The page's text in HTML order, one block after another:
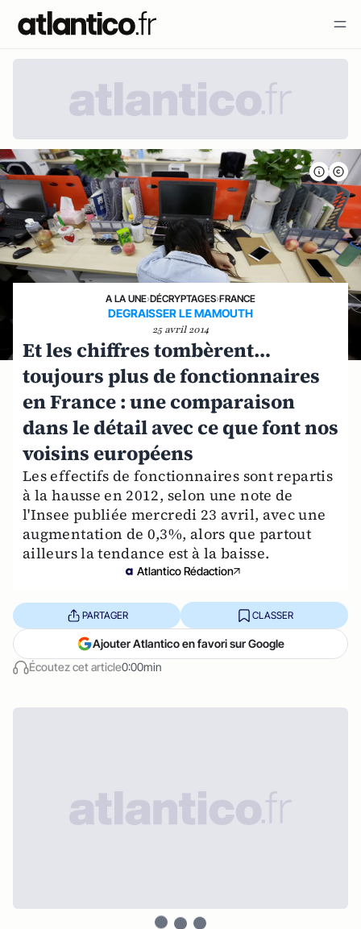
A LA UNE›DÉCRYPTAGES›FRANCE
DEGRAISSER LE MAMOUTH
25 avril 2014
Et les chiffres tombèrent…
toujours plus de fonctionnaires
en France : une comparaison
dans le détail avec ce que font nos
voisins européens
Les effectifs de fonctionnaires sont repartis
à la hausse en 2012, selon une note de
l'Insee publiée mercredi 23 avril, avec une
augmentation de 0,3%, alors que partout
ailleurs la tendance est à la baisse.
Atlantico Rédaction
Écoutez cet article0:00min
PARTAGER CLASSER
Ajouter Atlantico en favori sur Google